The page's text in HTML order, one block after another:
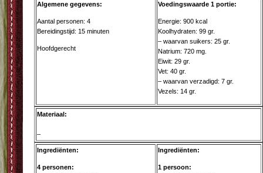
Algemene gegevens:
Aantal personen: 4
Bereidingstijd: 15 minuten
Hoofdgerecht
Voedingswaarde 1 portie:
Energie: 900 kcal
Koolhydraten: 99 gr.
– waarvan suikers: 25 gr.
Natrium: 720 mg.
Eiwit: 29 gr.
Vet: 40 gr.
– waarvan verzadigd: 7 gr.
Vezels: 14 gr.
Materiaal:
–
Ingrediënten:
4 personen:
Ingrediënten:
1 persoon: